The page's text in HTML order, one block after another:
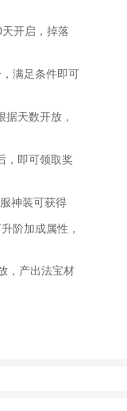
开启，掉落
满足条件即可
天数开放，
，即可领取奖
神装可获得
阶加成属性，
，产出法宝材